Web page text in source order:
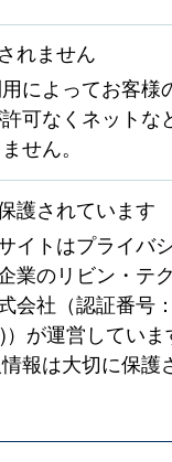
れません
によってお客様
可なくネットな
せん。
護されています
イトはプライバ
業のリビン・テ
会社（認証番号：
）が運営していま
報は大切に保護